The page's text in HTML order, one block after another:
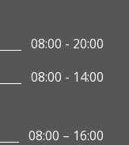
08:00 - 20:00
08:00 - 14:00
08:00 – 16:00